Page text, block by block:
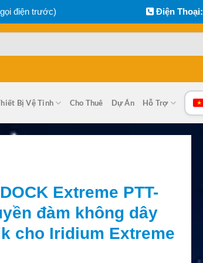
điện trước) Điện Thoại:
Bị Vệ Tinh Cho Thuê Dự Án Hỗ Trợ
Extreme PTT-
đàm không dây
cho Iridium Extreme